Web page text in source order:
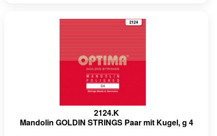
2124.K
Mandolin GOLDIN STRINGS Paar mit Kugel, g 4